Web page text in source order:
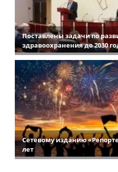
Поставлены задачи по
здравоохранения до 2030
Сетевому изданию
лет